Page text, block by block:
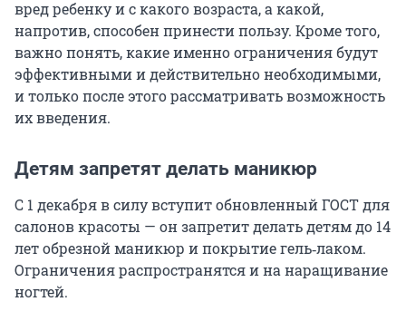
вред ребенку и с какого возраста, а какой,
напротив, способен принести пользу. Кроме того,
важно понять, какие именно ограничения будут
эффективными и действительно необходимыми,
и только после этого рассматривать возможность
их введения.
Детям запретят делать маникюр
С 1 декабря в силу вступит обновленный ГОСТ для
салонов красоты — он запретит делать детям до 14
лет обрезной маникюр и покрытие гель‑лаком.
Ограничения распространятся и на наращивание
ногтей.